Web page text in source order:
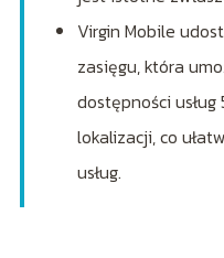
Virgin Mobile
zasięgu, która
dostępności usług
lokalizacji, co
usług.